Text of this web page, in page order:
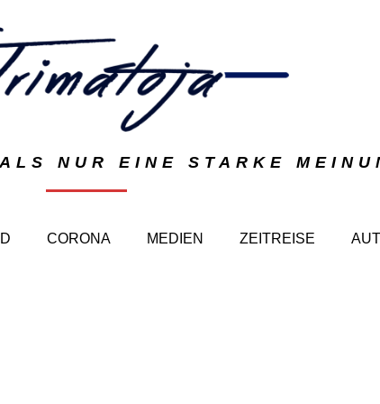
NUR EINE STARKE
CORONA MEDIEN ZEITREISE